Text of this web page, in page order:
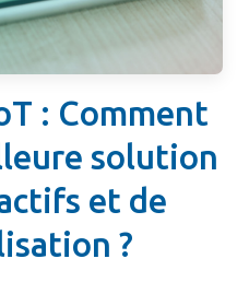
: Comment
solution
et de
?